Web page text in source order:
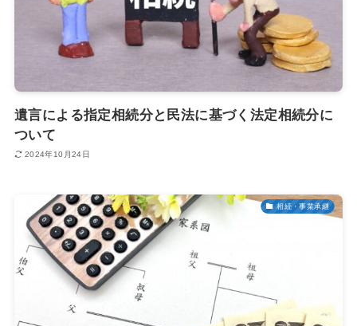
遺言による指定相続分と民法に基づく法定相続分に
ついて
2024年10月24日
相続・事業承継